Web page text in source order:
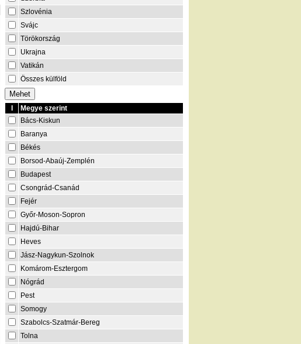
Szlovénia
Svájc
Törökország
Ukrajna
Vatikán
Összes külföld
I
Megye szerint
Bács-Kiskun
Baranya
Békés
Borsod-Abaúj-Zemplén
Budapest
Csongrád-Csanád
Fejér
Győr-Moson-Sopron
Hajdú-Bihar
Heves
Jász-Nagykun-Szolnok
Komárom-Esztergom
Nógrád
Pest
Somogy
Szabolcs-Szatmár-Bereg
Tolna